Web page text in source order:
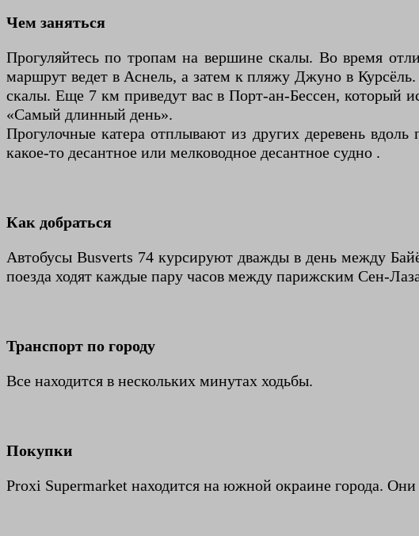
Чем заняться
Прогуляйтесь по тропам на вершине скалы. Во время
маршрут ведет в Аснель, а затем к пляжу Джуно в
скалы. Еще 7 км приведут вас в Порт-ан-Бессен, который
«Самый длинный день».
Прогулочные катера отплывают из других деревень
какое-то десантное или мелководное десантное судно .
Как добраться
Автобусы Busverts 74 курсируют дважды в день между
поезда ходят каждые пару часов между парижским Сен-
Транспорт по городу
Все находится в нескольких минутах ходьбы.
Покупки
Proxi Supermarket находится на южной окраине города.